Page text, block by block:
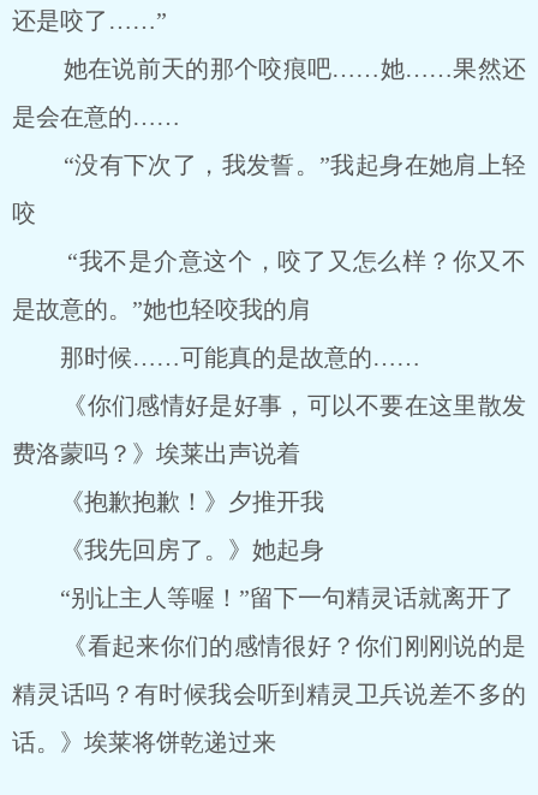
还是咬了……”
她在说前天的那个咬痕吧……她……果然还
是会在意的……
“没有下次了，我发誓。”我起身在她肩上轻
咬
“我不是介意这个，咬了又怎么样？你又不
是故意的。”她也轻咬我的肩
那时候……可能真的是故意的……
《你们感情好是好事，可以不要在这里散发
费洛蒙吗？》埃莱出声说着
《抱歉抱歉！》夕推开我
《我先回房了。》她起身
“别让主人等喔！”留下一句精灵话就离开了
《看起来你们的感情很好？你们刚刚说的是
精灵话吗？有时候我会听到精灵卫兵说差不多的
话。》埃莱将饼乾递过来